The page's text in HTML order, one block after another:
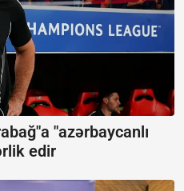
"azərbaycanlı
edir